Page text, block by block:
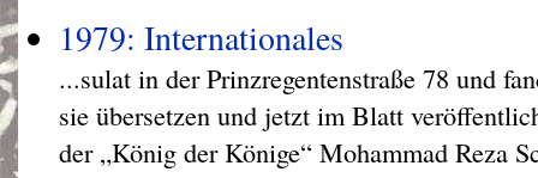
1979: Internationales
...sulat in der Prinzregentenstraße 78 und
sie übersetzen und jetzt im Blatt
der „König der Könige“ Mohammad Reza